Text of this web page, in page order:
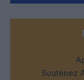
Soutenez